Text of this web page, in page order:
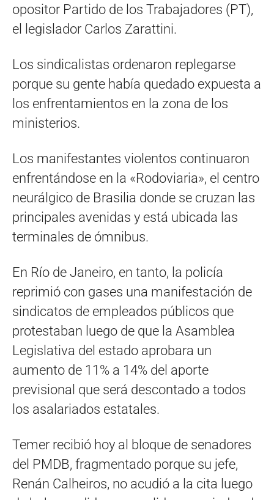
opositor Partido de los Trabajadores (PT),
el legislador Carlos Zarattini.
Los sindicalistas ordenaron replegarse
porque su gente había quedado expuesta a
los enfrentamientos en la zona de los
ministerios.
Los manifestantes violentos continuaron
enfrentándose en la «Rodoviaria», el centro
neurálgico de Brasilia donde se cruzan las
principales avenidas y está ubicada las
terminales de ómnibus.
En Río de Janeiro, en tanto, la policía
reprimió con gases una manifestación de
sindicatos de empleados públicos que
protestaban luego de que la Asamblea
Legislativa del estado aprobara un
aumento de 11% a 14% del aporte
previsional que será descontado a todos
los asalariados estatales.
Temer recibió hoy al bloque de senadores
del PMDB, fragmentado porque su jefe,
Renán Calheiros, no acudió a la cita luego